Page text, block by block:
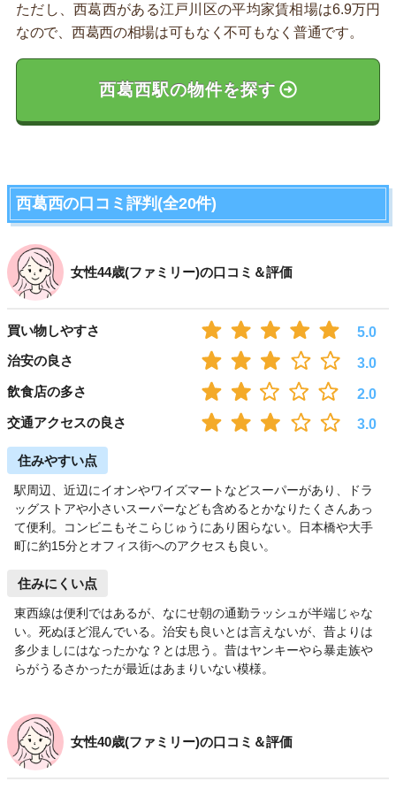
ただし、西葛西がある江戸川区の平均家賃相場は6.9万円
なので、西葛西の相場は可もなく不可もなく普通です。
西葛西駅の物件を探す
西葛西の口コミ評判(全20件)
女性44歳(ファミリー)の口コミ＆評価
買い物しやすさ
5.0
治安の良さ
3.0
飲食店の多さ
2.0
交通アクセスの良さ
3.0
住みやすい点
駅周辺、近辺にイオンやワイズマートなどスーパーがあり、ドラ
ッグストアや小さいスーパーなども含めるとかなりたくさんあっ
て便利。コンビニもそこらじゅうにあり困らない。日本橋や大手
町に約15分とオフィス街へのアクセスも良い。
住みにくい点
東西線は便利ではあるが、なにせ朝の通勤ラッシュが半端じゃな
い。死ぬほど混んでいる。治安も良いとは言えないが、昔よりは
多少ましにはなったかな？とは思う。昔はヤンキーやら暴走族や
らがうるさかったが最近はあまりいない模様。
女性40歳(ファミリー)の口コミ＆評価